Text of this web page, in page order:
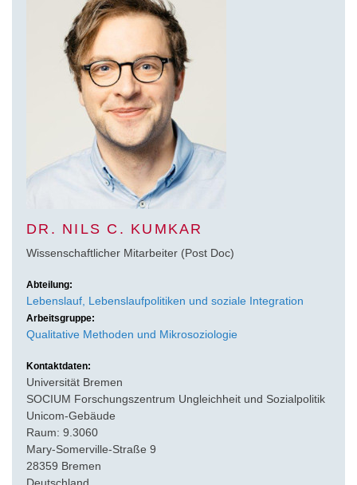
DR. NILS C. KUMKAR
Wissenschaftlicher Mitarbeiter (Post Doc)
Abteilung:
Lebenslauf, Lebenslaufpolitiken und soziale Integration
Arbeitsgruppe:
Qualitative Methoden und Mikrosoziologie
Kontaktdaten:
Universität Bremen
SOCIUM Forschungszentrum Ungleichheit und Sozialpolitik
Unicom-Gebäude
Raum: 9.3060
Mary-Somerville-Straße 9
28359 Bremen
Deutschland